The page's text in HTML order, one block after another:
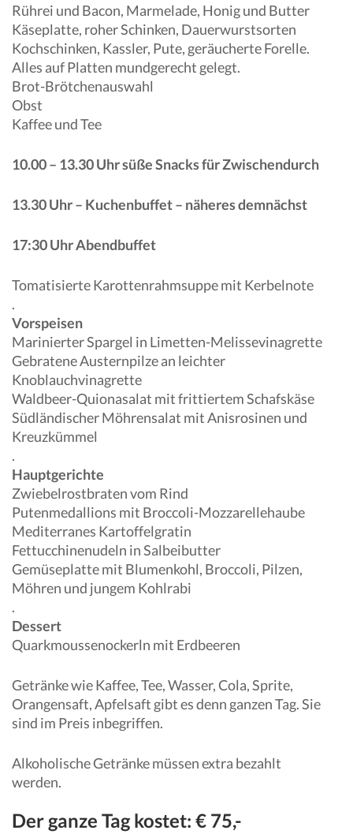
Rührei und Bacon, Marmelade, Honig und Butter
Käseplatte, roher Schinken, Dauerwurstsorten
Kochschinken, Kassler, Pute, geräucherte Forelle.
Alles auf Platten mundgerecht gelegt.
Brot-Brötchenauswahl
Obst
Kaffee und Tee
10.00 – 13.30 Uhr süße Snacks für Zwischendurch
13.30 Uhr – Kuchenbuffet – näheres demnächst
17:30 Uhr Abendbuffet
Tomatisierte Karottenrahmsuppe mit Kerbelnote
.
Vorspeisen
Marinierter Spargel in Limetten-Melissevinagrette
Gebratene Austernpilze an leichter
Knoblauchvinagrette
Waldbeer-Quionasalat mit frittiertem Schafskäse
Südländischer Möhrensalat mit Anisrosinen und
Kreuzkümmel
.
Hauptgerichte
Zwiebelrostbraten vom Rind
Putenmedallions mit Broccoli-Mozzarellehaube
Mediterranes Kartoffelgratin
Fettucchinenudeln in Salbeibutter
Gemüseplatte mit Blumenkohl, Broccoli, Pilzen,
Möhren und jungem Kohlrabi
.
Dessert
Quarkmoussenockerln mit Erdbeeren
Getränke wie Kaffee, Tee, Wasser, Cola, Sprite,
Orangensaft, Apfelsaft gibt es denn ganzen Tag. Sie
sind im Preis inbegriffen.
Alkoholische Getränke müssen extra bezahlt
werden.
Der ganze Tag kostet: € 75,-